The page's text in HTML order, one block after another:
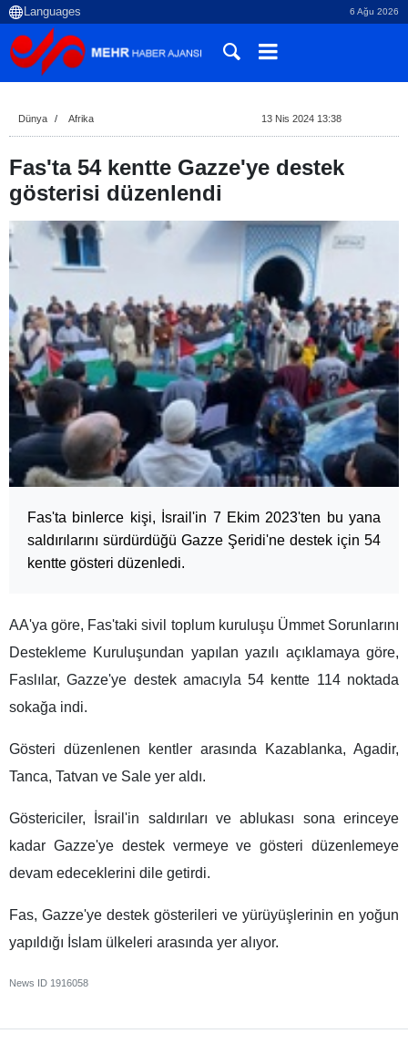
6 Ağu 2026
Dünya Afrika 13 Nis 2024 13:38
Fas'ta 54 kentte Gazze'ye destek
gösterisi düzenlendi
Fas'ta binlerce kişi, İsrail'in 7 Ekim 2023'ten bu yana
saldırılarını sürdürdüğü Gazze Şeridi'ne destek için 54
kentte gösteri düzenledi.
AA'ya göre, Fas'taki sivil toplum kuruluşu Ümmet Sorunlarını
Destekleme Kuruluşundan yapılan yazılı açıklamaya göre,
Faslılar, Gazze'ye destek amacıyla 54 kentte 114 noktada
sokağa indi.
Gösteri düzenlenen kentler arasında Kazablanka, Agadir,
Tanca, Tatvan ve Sale yer aldı.
Göstericiler, İsrail'in saldırıları ve ablukası sona erinceye
kadar Gazze'ye destek vermeye ve gösteri düzenlemeye
devam edeceklerini dile getirdi.
Fas, Gazze'ye destek gösterileri ve yürüyüşlerinin en yoğun
yapıldığı İslam ülkeleri arasında yer alıyor.
News ID 1916058